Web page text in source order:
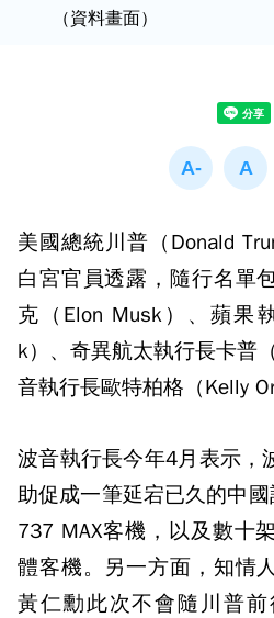
（資料畫面）
美國總統川普（Donald
白宮官員透露，隨行名單
克（Elon Musk）、蘋果
k）、奇異航太執行長卡普
音執行長歐特柏格（Kelly
波音執行長今年4月表示，
助促成一筆延宕已久的中
737 MAX客機，以及數十
體客機。另一方面，知情
黃仁勳此次不會隨川普